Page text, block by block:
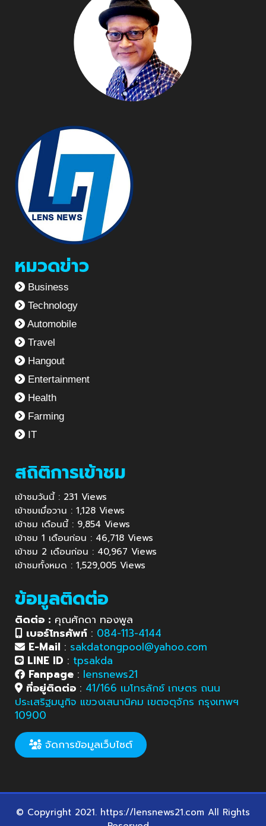
หมวดข่าว
Business
Technology
Automobile
Travel
Hangout
Entertainment
Health
Farming
IT
สถิติการเข้าชม
เข้าชมวันนี้ : 231 Views
เข้าชมเมื่อวาน : 1,128 Views
เข้าชม เดือนนี้ : 9,854 Views
เข้าชม 1 เดือนก่อน : 46,718 Views
เข้าชม 2 เดือนก่อน : 40,967 Views
เข้าชมทั้งหมด : 1,529,005 Views
ข้อมูลติดต่อ
ติดต่อ : คุณศักดา ทองพูล
เบอร์โทรศัพท์ : 084-113-4144
E-Mail : sakdatongpool@yahoo.com
LINE ID : tpsakda
Fanpage : lensnews21
ที่อยู่ติดต่อ : 41/166 เมโทรลักซ์ เกษตร ถนน
ประเสริฐมนูกิจ แขวงเสนานิคม เขตจตุจักร กรุงเทพฯ
10900
จัดการข้อมูลเว็บไซต์
© Copyright 2021. https://lensnews21.com All Rights